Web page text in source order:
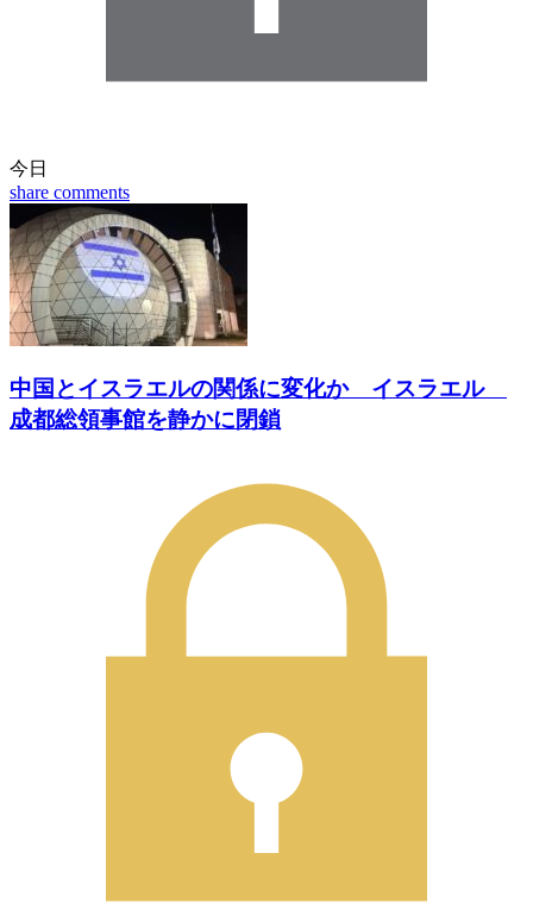
今日
share comments
中国とイスラエルの関係に変化か イスラエル
成都総領事館を静かに閉鎖